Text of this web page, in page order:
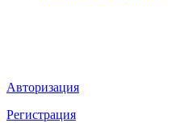
Авторизация
Регистрация